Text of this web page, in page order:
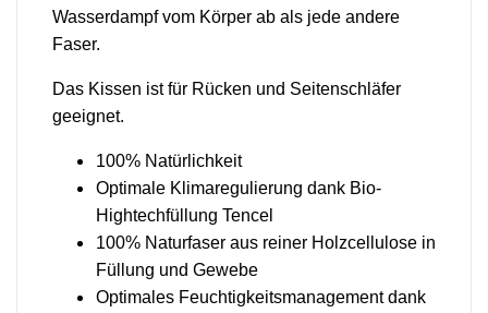
Wasserdampf vom Körper ab als jede andere
Faser.
Das Kissen ist für Rücken und Seitenschläfer
geeignet.
100% Natürlichkeit
Optimale Klimaregulierung dank Bio-
Hightechfüllung Tencel
100% Naturfaser aus reiner Holzcellulose in
Füllung und Gewebe
Optimales Feuchtigkeitsmanagement dank